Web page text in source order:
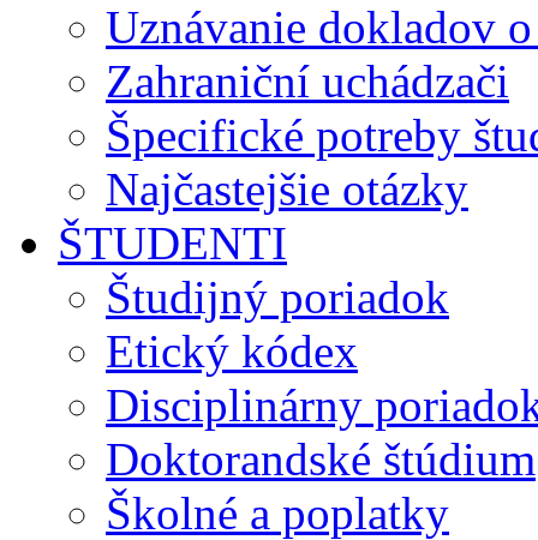
Uznávanie dokladov
Zahraniční uchádzači
Špecifické potreby
Najčastejšie otázky
ŠTUDENTI
Študijný poriadok
Etický kódex
Disciplinárny
Doktorandské štúdium
Školné a poplatky